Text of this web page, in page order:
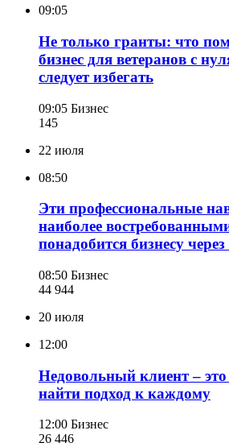
09:05
Не только гранты: что
бизнес для ветеранов с
следует избегать
09:05 Бизнес
145
22 июля
08:50
Эти профессиональные
наиболее
понадобится бизнесу через
08:50 Бизнес
44 944
20 июля
12:00
Недовольный клиент –
найти подход к каждому
12:00 Бизнес
26 446